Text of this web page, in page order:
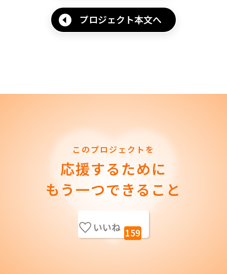
プロジェクト本文へ
このプロジェクトを
応援するために
もう一つできること
いいね 159